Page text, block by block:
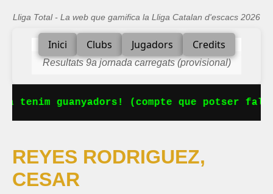
Lliga Total - La web que gamifica la Lliga Catalan d'escacs 2026
Inici Clubs Jugadors Credits
Resultats 9a jornada carregats (provisional)
tenim guanyadors! (compte que potser
REYES RODRIGUEZ,
CESAR